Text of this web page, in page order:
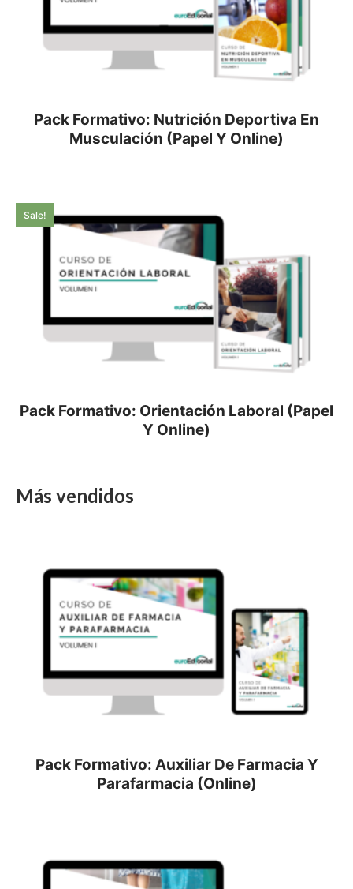
Pack Formativo: Nutrición Deportiva En
Musculación (Papel Y Online)
Sale!
Pack Formativo: Orientación Laboral (Papel
Y Online)
Más vendidos
Pack Formativo: Auxiliar De Farmacia Y
Parafarmacia (Online)